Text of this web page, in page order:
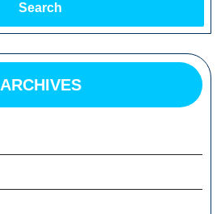
Search
ARCHIVES